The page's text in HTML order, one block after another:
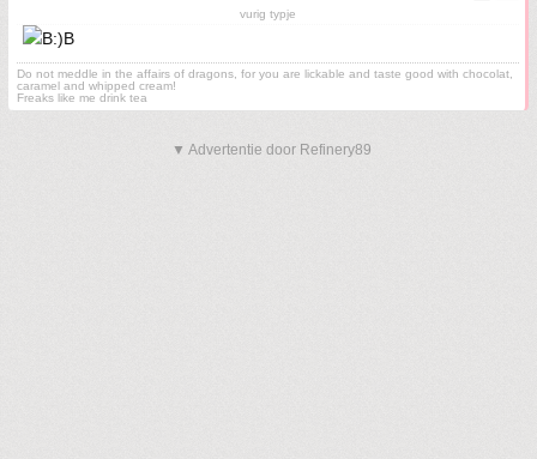
vurig typje
Do not meddle in the affairs of dragons, for you are lickable and taste good with chocolat,
caramel and whipped cream!
Freaks like me drink tea
▼ Advertentie door Refinery89